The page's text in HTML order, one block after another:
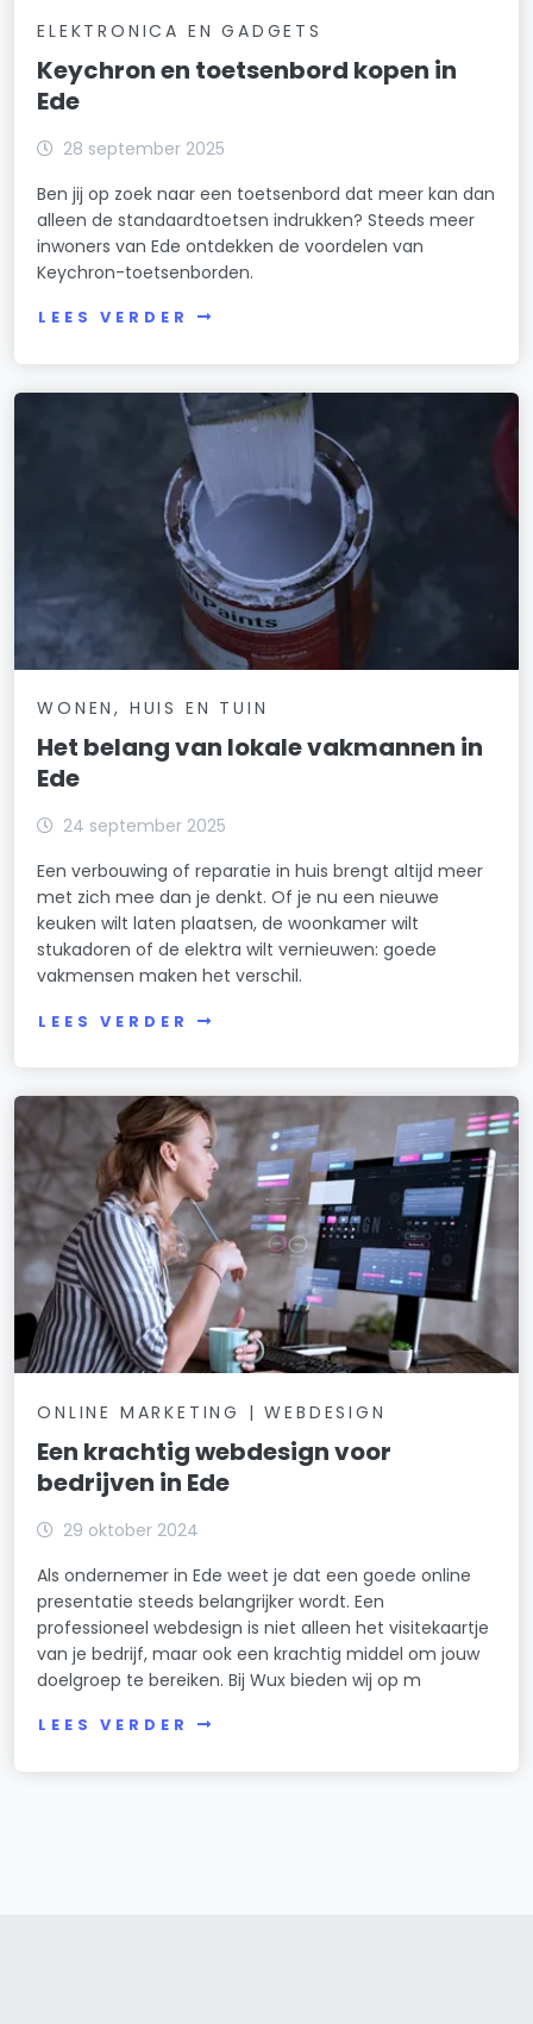
ELEKTRONICA EN GADGETS
Keychron en toetsenbord kopen in
Ede
28 september 2025
Ben jij op zoek naar een toetsenbord dat meer kan dan
alleen de standaardtoetsen indrukken? Steeds meer
inwoners van Ede ontdekken de voordelen van
Keychron-toetsenborden.
LEES VERDER
WONEN, HUIS EN TUIN
Het belang van lokale vakmannen in
Ede
24 september 2025
Een verbouwing of reparatie in huis brengt altijd meer
met zich mee dan je denkt. Of je nu een nieuwe
keuken wilt laten plaatsen, de woonkamer wilt
stukadoren of de elektra wilt vernieuwen: goede
vakmensen maken het verschil.
LEES VERDER
ONLINE MARKETING | WEBDESIGN
Een krachtig webdesign voor
bedrijven in Ede
29 oktober 2024
Als ondernemer in Ede weet je dat een goede online
presentatie steeds belangrijker wordt. Een
professioneel webdesign is niet alleen het visitekaartje
van je bedrijf, maar ook een krachtig middel om jouw
doelgroep te bereiken. Bij Wux bieden wij op m
LEES VERDER